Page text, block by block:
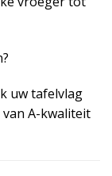
uw tafelvlag
A-kwaliteit